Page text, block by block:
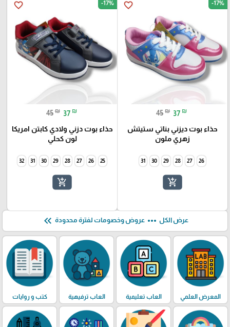
favorite_border -17%
45 ₪ 37 ₪
حذاء بوت ديزني بناتي ستيتش
زهري ملون
26
27
28
29
30
31
add_shopping_cart
favorite_border -17%
45 ₪ 37 ₪
حذاء بوت دزني ولادي كابتن امريكا
لون كحلي
25
26
27
28
29
30
31
32
add_shopping_cart
عرض الكل more_horiz عروض وخصومات لفترة محدودة keyboard_double_arrow_left
المعرض العلمي العاب تعليمية العاب ترفيهية كتب و روايات